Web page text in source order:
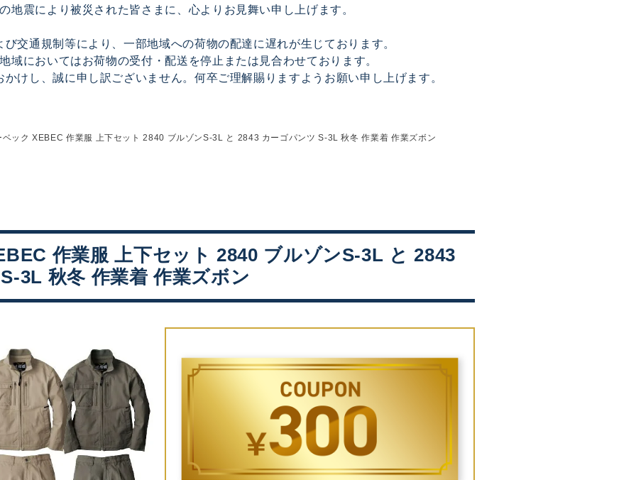
地震により被災された皆さまに、心よりお見舞い申し上げます。
び交通規制等により、一部地域への荷物の配達に遅れが生じております。
域においてはお荷物の受付・配送を停止または見合わせております。
けし、誠に申し訳ございません。何卒ご理解賜りますようお願い申し上げます。
ベック XEBEC 作業服 上下セット 2840 ブルゾンS-3L と 2843 カーゴパンツ S-3L 秋冬 作業着 作業ズボン
作業服 上下セット 2840 ブルゾンS-3L と 2843
3L 秋冬 作業着 作業ズボン